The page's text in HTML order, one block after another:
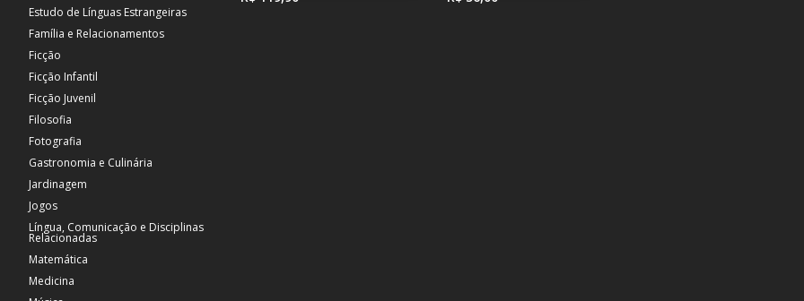
Estudo de Línguas Estrangeiras
Família e Relacionamentos
Ficção
Ficção Infantil
Ficção Juvenil
Filosofia
Fotografia
Gastronomia e Culinária
Jardinagem
Jogos
Língua, Comunicação e Disciplinas
Relacionadas
Matemática
Medicina